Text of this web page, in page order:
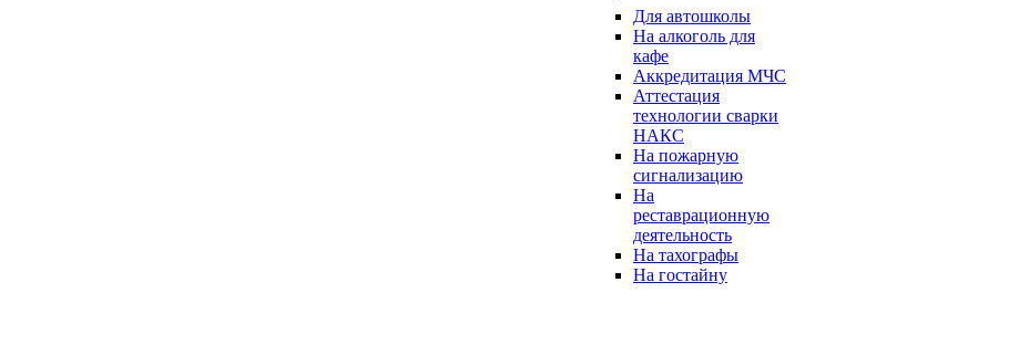
Для автошколы
На алкоголь для
кафе
Аккредитация МЧС
Аттестация
технологии сварки
НАКС
На пожарную
сигнализацию
На
реставрационную
деятельность
На тахографы
На гостайну